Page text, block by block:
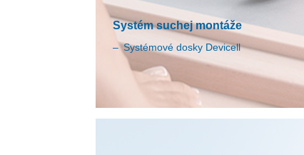
Systém suchej montáže
Systémové dosky Devicell